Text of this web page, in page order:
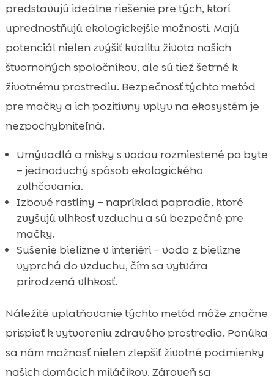
predstavujú ideálne riešenie pre tých, ktorí
uprednostňujú ekologickejšie možnosti. Majú
potenciál nielen zvýšiť kvalitu života našich
štvornohých spoločníkov, ale sú tiež šetrné k
životnému prostrediu. Bezpečnosť týchto metód
pre mačky a ich pozitívny vplyv na ekosystém je
nezpochybniteľná.
Umývadlá a misky s vodou rozmiestené po byte
– jednoduchý spôsob ekologického
zvlhčovania.
Izbové rastliny – napríklad papradie, ktoré
zvyšujú vlhkosť vzduchu a sú bezpečné pre
mačky.
Sušenie bielizne v interiéri – voda z bielizne
vyprchá do vzduchu, čím sa vytvára
prirodzená vlhkosť.
Náležité uplatňovanie týchto metód môže značne
prispieť k vytvoreniu zdravého prostredia. Ponúka
sa nám možnosť nielen zlepšiť životné podmienky
našich domácich miláčikov. Zároveň sa